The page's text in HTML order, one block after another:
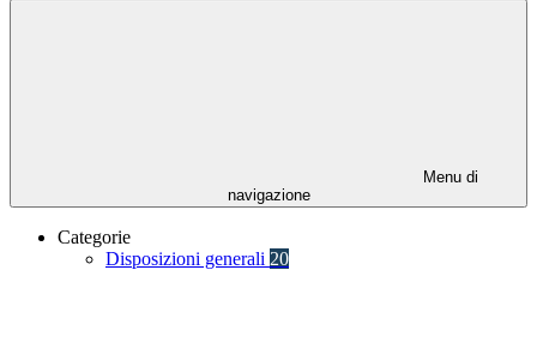
Menu di
navigazione
Categorie
Disposizioni generali 20